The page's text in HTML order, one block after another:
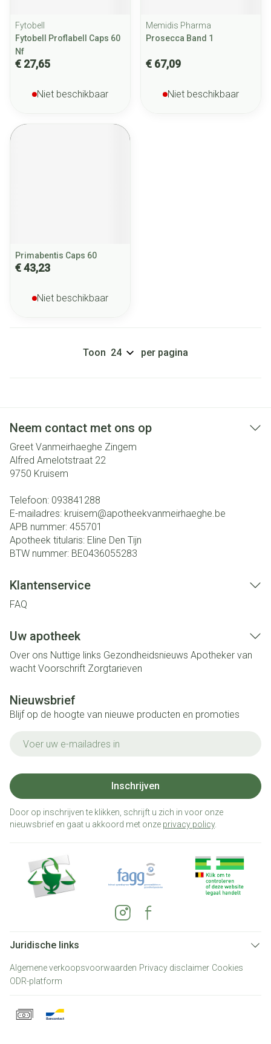
Fytobell
Fytobell Proflabell Caps 60
Nf
€ 27,65
Niet beschikbaar
Memidis Pharma
Prosecca Band 1
€ 67,09
Niet beschikbaar
Primabentis Caps 60
€ 43,23
Niet beschikbaar
Toon per pagina
Neem contact met ons op
Greet Vanmeirhaeghe Zingem
Alfred Amelotstraat 22
9750 Kruisem
Telefoon: 093841288
E-mailadres: kruisem@apotheekvanmeirhaeghe.be
APB nummer: 455701
Apotheek titularis: Eline Den Tijn
BTW nummer: BE0436055283
Klantenservice
FAQ
Uw apotheek
Over ons Nuttige links Gezondheidsnieuws Apotheker van
wacht Voorschrift Zorgtarieven
Nieuwsbrief
Blijf op de hoogte van nieuwe producten en promoties
Inschrijven
Door op inschrijven te klikken, schrijft u zich in voor onze
nieuwsbrief en gaat u akkoord met onze privacy policy.
Juridische links
Algemene verkoopsvoorwaarden Privacy disclaimer Cookies
ODR-platform